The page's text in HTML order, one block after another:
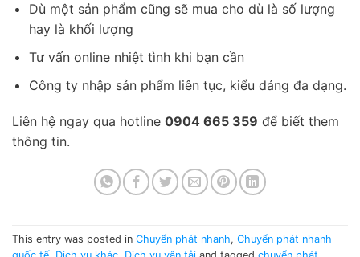
Dù một sản phẩm cũng sẽ mua cho dù là số lượng
hay là khối lượng
Tư vấn online nhiệt tình khi bạn cần
Công ty nhập sản phẩm liên tục, kiểu dáng đa dạng.
Liên hệ ngay qua hotline 0904 665 359 để biết them
thông tin.
This entry was posted in Chuyển phát nhanh, Chuyển phát nhanh